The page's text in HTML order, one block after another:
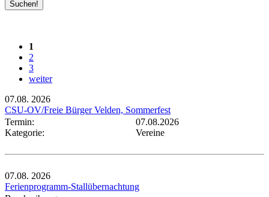
1
2
3
weiter
07.08. 2026
CSU-OV/Freie Bürger Velden, Sommerfest
Termin:
07.08.2026
Kategorie:
Vereine
07.08. 2026
Ferienprogramm-Stallübernachtung